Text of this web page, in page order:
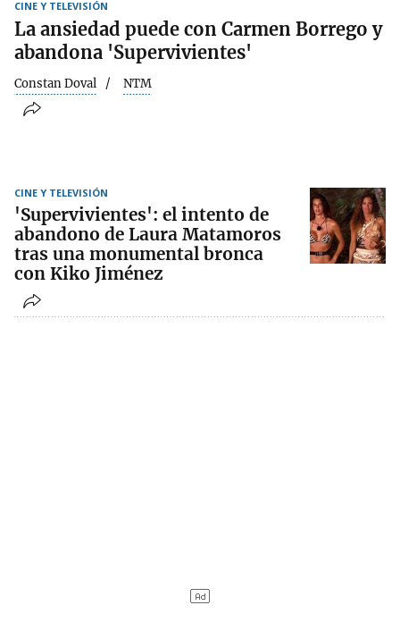
CINE Y TELEVISIÓN
La ansiedad puede con Carmen Borrego y
abandona 'Supervivientes'
Constan Doval NTM
CINE Y TELEVISIÓN
'Supervivientes': el intento de
abandono de Laura Matamoros
tras una monumental bronca
con Kiko Jiménez